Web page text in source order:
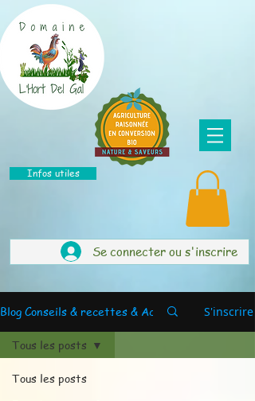
Infos utiles
Se connecter ou s'inscrire
Blog Conseils & recettes & Actus S'inscrire
Tous les posts
Tous les posts